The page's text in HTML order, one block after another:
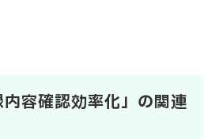
内容確認効率化」の関連